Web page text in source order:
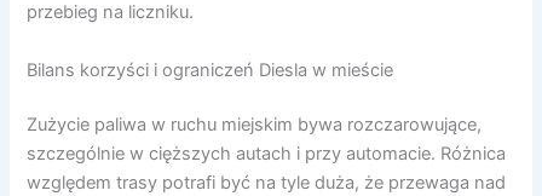
przebieg na liczniku.
Bilans korzyści i ograniczeń Diesla w mieście
Zużycie paliwa w ruchu miejskim bywa rozczarowujące,
szczególnie w cięższych autach i przy automacie. Różnica
względem trasy potrafi być na tyle duża, że przewaga nad